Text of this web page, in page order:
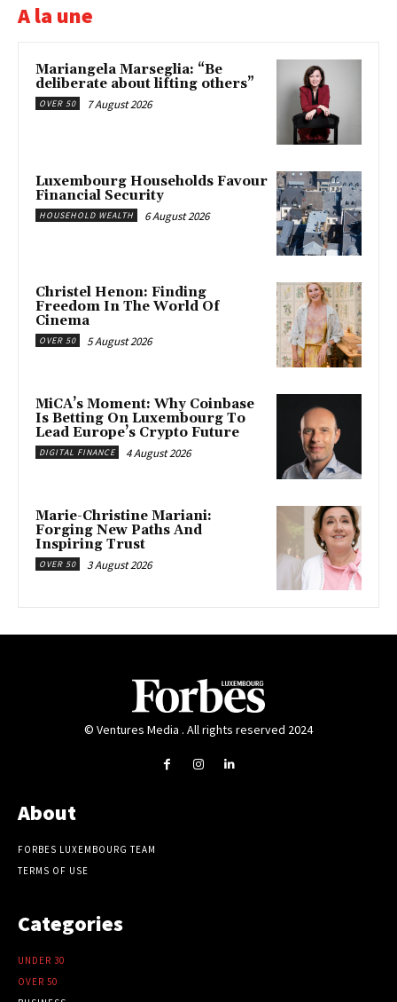
A la une
Mariangela Marseglia: “Be
deliberate about lifting others”
OVER 50 7 August 2026
Luxembourg Households Favour
Financial Security
HOUSEHOLD WEALTH 6 August 2026
Christel Henon: Finding
Freedom In The World Of
Cinema
OVER 50 5 August 2026
MiCA’s Moment: Why Coinbase
Is Betting On Luxembourg To
Lead Europe’s Crypto Future
DIGITAL FINANCE 4 August 2026
Marie-Christine Mariani:
Forging New Paths And
Inspiring Trust
OVER 50 3 August 2026
© Ventures Media . All rights reserved 2024
About
FORBES LUXEMBOURG TEAM
TERMS OF USE
Categories
UNDER 30
OVER 50